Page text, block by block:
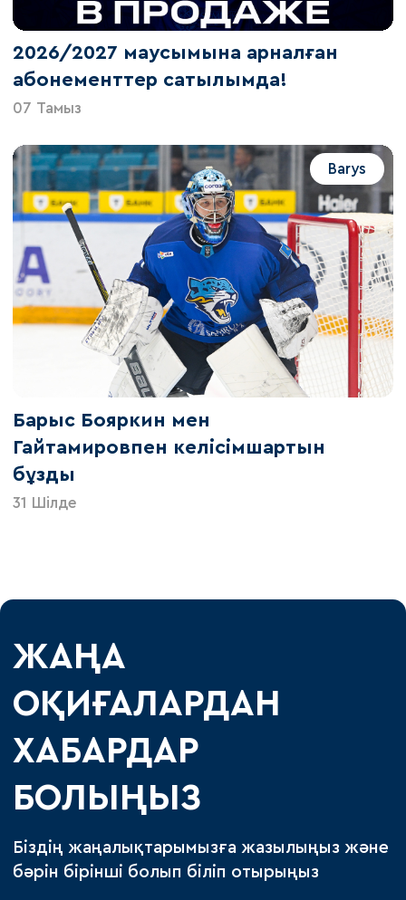
2026/2027 маусымына арналған
абонементтер сатылымда!
07 Тамыз
Barys
Барыс Бояркин мен
Гайтамировпен келісімшартын
бұзды
31 Шілде
ЖАҢА
ОҚИҒАЛАРДАН
ХАБАРДАР
БОЛЫҢЫЗ
Біздің жаңалықтарымызға жазылыңыз және
бәрін бірінші болып біліп отырыңыз